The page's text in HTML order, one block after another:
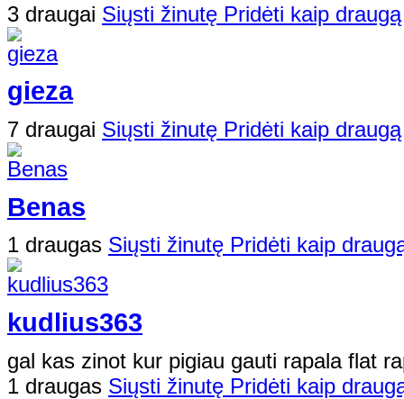
3 draugai Siųsti žinutę Pridėti kaip draugą
gieza
7 draugai Siųsti žinutę Pridėti kaip draugą
Benas
1 draugas Siųsti žinutę Pridėti kaip
kudlius363
gal kas zinot kur pigiau gauti rapala flat
1 draugas Siųsti žinutę Pridėti kaip